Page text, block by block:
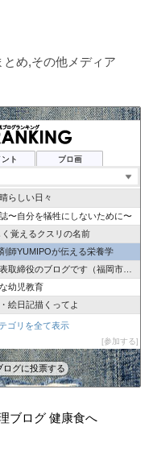
とめ,その他メディア
ト ブロ画
あれこれ
したい
ンスタグラム
らしい日々
〜自分を犠牲にしないために〜
覚えるクスリの名前
師YUMIPOが伝える栄養学
役のブログです（福岡市常勤パート薬
幼児教育
絵日記描くってよ
へなちょこ華ちゃん）
ゴリを全て表示
参加する
ログに投票する